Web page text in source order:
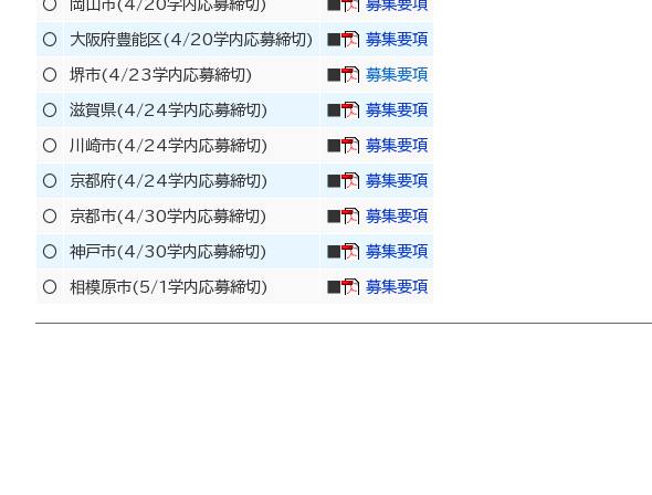
〇 岡山市(4/20学内応募締切) 募集要項
〇 大阪府豊能区(4/20学内応募締切) 募集要項
〇 堺市(4/23学内応募締切) 募集要項
〇 滋賀県(4/24学内応募締切) 募集要項
〇 川崎市(4/24学内応募締切) 募集要項
〇 京都府(4/24学内応募締切) 募集要項
〇 京都市(4/30学内応募締切) 募集要項
〇 神戸市(4/30学内応募締切) 募集要項
〇 相模原市(5/1学内応募締切) 募集要項